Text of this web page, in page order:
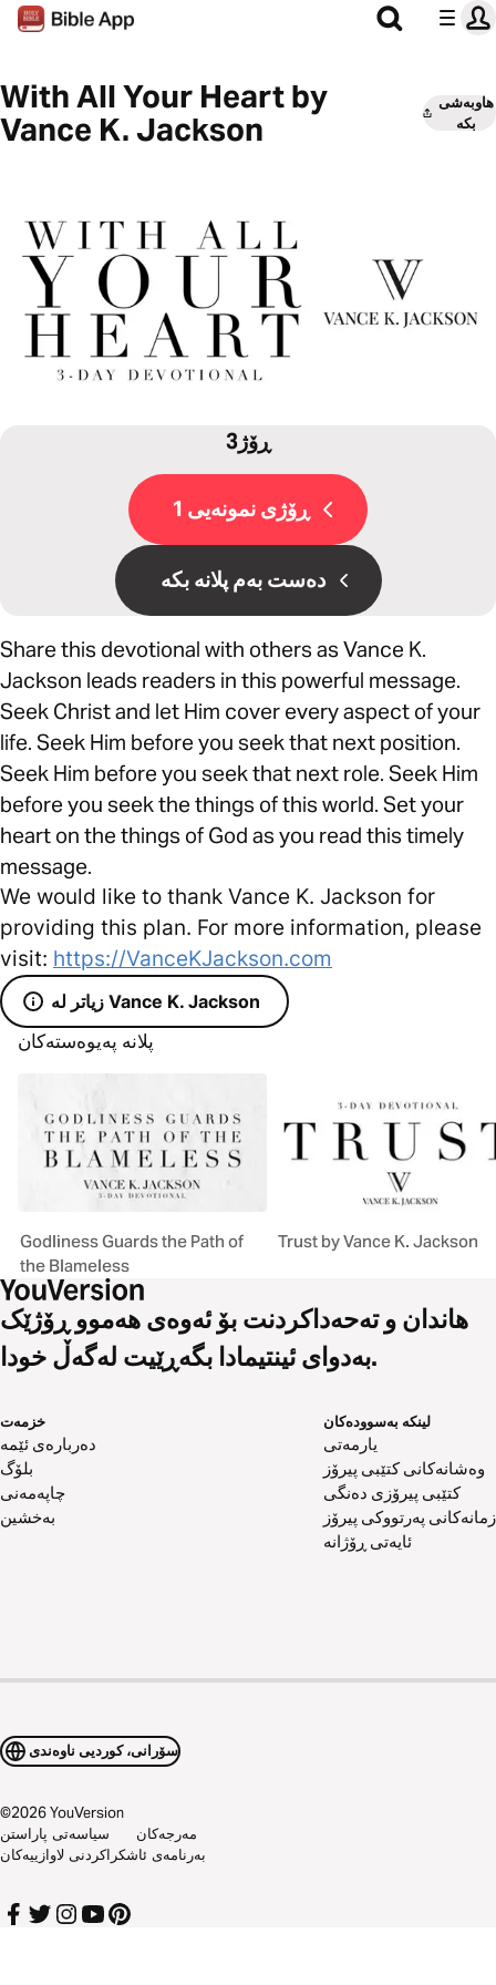
With All Your Heart by
Vance K. Jackson
هاوبەشی
بکە
3ڕۆژ
ڕۆژی نمونەیی 1
دەست بەم پلانە بکە
Share this devotional with others as Vance K.
Jackson leads readers in this powerful message.
Seek Christ and let Him cover every aspect of your
life. Seek Him before you seek that next position.
Seek Him before you seek that next role. Seek Him
before you seek the things of this world. Set your
heart on the things of God as you read this timely
message.
We would like to thank Vance K. Jackson for
providing this plan. For more information, please
visit: https://VanceKJackson.com
زیاتر لە Vance K. Jackson
پلانە پەیوەستەکان
Godliness Guards the Path of
the Blameless
Trust by Vance K. Jackson
هاندان و تەحەداکردنت بۆ ئەوەی هەموو ڕۆژێک
بەدوای ئینتیمادا بگەڕێیت لەگەڵ خودا.
خزمەت
دەربارەی ئێمە
بلۆگ
چاپەمەنی
بەخشین
لینکە بەسوودەکان
یارمەتی
وەشانەکانی کتێبی پیرۆز
کتێبی پیرۆزی دەنگی
زمانەکانی پەرتووکی پیرۆز
ئایەتی ڕۆژانە
سۆرانی، کوردیی ناوەندی
©2026YouVersion
سیاسەتی پاراستن
مەرجەکان
بەرنامەی ئاشکراکردنی لاوازییەکان